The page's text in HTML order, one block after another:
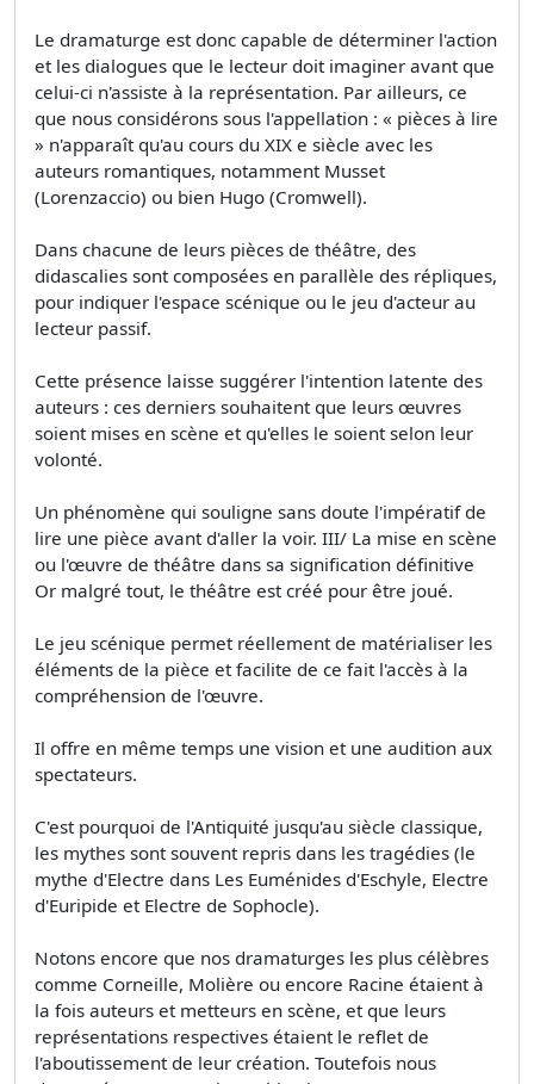
Le dramaturge est donc capable de déterminer l'action
et les dialogues que le lecteur doit imaginer avant que
celui-ci n'assiste à la représentation. Par ailleurs, ce
que nous considérons sous l'appellation : « pièces à lire
» n'apparaît qu'au cours du XIX e siècle avec les
auteurs romantiques, notamment Musset
(Lorenzaccio) ou bien Hugo (Cromwell).
Dans chacune de leurs pièces de théâtre, des
didascalies sont composées en parallèle des répliques,
pour indiquer l'espace scénique ou le jeu d'acteur au
lecteur passif.
Cette présence laisse suggérer l'intention latente des
auteurs : ces derniers souhaitent que leurs œuvres
soient mises en scène et qu'elles le soient selon leur
volonté.
Un phénomène qui souligne sans doute l'impératif de
lire une pièce avant d'aller la voir. III/ La mise en scène
ou l'œuvre de théâtre dans sa signification définitive
Or malgré tout, le théâtre est créé pour être joué.
Le jeu scénique permet réellement de matérialiser les
éléments de la pièce et facilite de ce fait l'accès à la
compréhension de l'œuvre.
Il offre en même temps une vision et une audition aux
spectateurs.
C'est pourquoi de l'Antiquité jusqu'au siècle classique,
les mythes sont souvent repris dans les tragédies (le
mythe d'Electre dans Les Euménides d'Eschyle, Electre
d'Euripide et Electre de Sophocle).
Notons encore que nos dramaturges les plus célèbres
comme Corneille, Molière ou encore Racine étaient à
la fois auteurs et metteurs en scène, et que leurs
représentations respectives étaient le reflet de
l'aboutissement de leur création. Toutefois nous